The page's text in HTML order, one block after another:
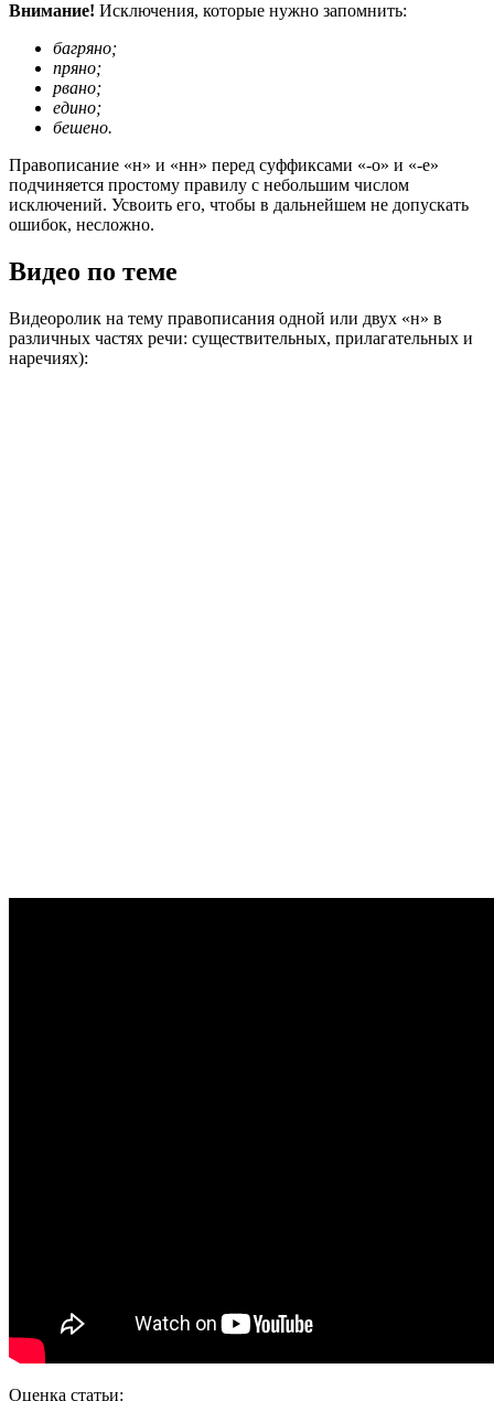
Внимание! Исключения, которые нужно запомнить:
багряно;
пряно;
рвано;
едино;
бешено.
Правописание «н» и «нн» перед суффиксами «-о» и «-е»
подчиняется простому правилу с небольшим числом
исключений. Усвоить его, чтобы в дальнейшем не допускать
ошибок, несложно.
Видео по теме
Видеоролик на тему правописания одной или двух «н» в
различных частях речи: существительных, прилагательных и
наречиях):
Оценка статьи: